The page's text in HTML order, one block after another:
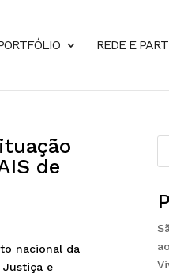
REDE E
de
nacional da
Justiça e